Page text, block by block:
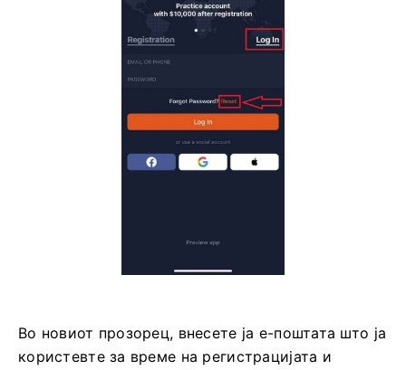
Во новиот прозорец, внесете ја е-поштата што ја
користевте за време на регистрацијата и